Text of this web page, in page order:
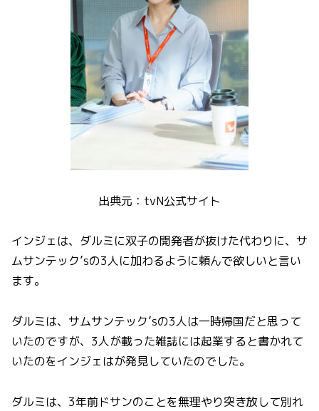
出典元：tvN公式サイト
インジェは、ダルミに双子の開発者が抜けた代わりに、サ
ムサンテック’sの3人に加わるように頼んで欲しいと言い
ます。
ダルミは、サムサンテック’sの3人は一時帰国だと思って
いたのですが、3人が載った雑誌には起業すると書かれて
いたのをインジェはが発見していたのでした。
ダルミは、3年前ドサンのことを無理やり突き放して別れ